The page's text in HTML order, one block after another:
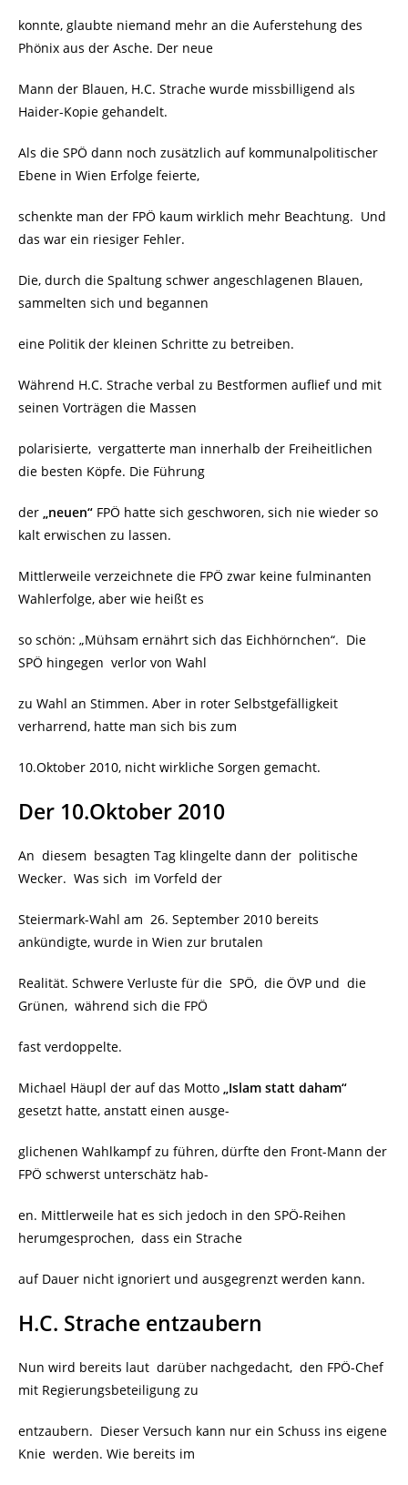
konnte, glaubte niemand mehr an die Auferstehung des
Phönix aus der Asche. Der neue
Mann der Blauen, H.C. Strache wurde missbilligend als
Haider-Kopie gehandelt.
Als die SPÖ dann noch zusätzlich auf kommunalpolitischer
Ebene in Wien Erfolge feierte,
schenkte man der FPÖ kaum wirklich mehr Beachtung. Und
das war ein riesiger Fehler.
Die, durch die Spaltung schwer angeschlagenen Blauen,
sammelten sich und begannen
eine Politik der kleinen Schritte zu betreiben.
Während H.C. Strache verbal zu Bestformen auflief und mit
seinen Vorträgen die Massen
polarisierte, vergatterte man innerhalb der Freiheitlichen
die besten Köpfe. Die Führung
der „neuen“ FPÖ hatte sich geschworen, sich nie wieder so
kalt erwischen zu lassen.
Mittlerweile verzeichnete die FPÖ zwar keine fulminanten
Wahlerfolge, aber wie heißt es
so schön: „Mühsam ernährt sich das Eichhörnchen“. Die
SPÖ hingegen verlor von Wahl
zu Wahl an Stimmen. Aber in roter Selbstgefälligkeit
verharrend, hatte man sich bis zum
10.Oktober 2010, nicht wirkliche Sorgen gemacht.
Der 10.Oktober 2010
An diesem besagten Tag klingelte dann der politische
Wecker. Was sich im Vorfeld der
Steiermark-Wahl am 26. September 2010 bereits
ankündigte, wurde in Wien zur brutalen
Realität. Schwere Verluste für die SPÖ, die ÖVP und die
Grünen, während sich die FPÖ
fast verdoppelte.
Michael Häupl der auf das Motto „Islam statt daham“
gesetzt hatte, anstatt einen ausge-
glichenen Wahlkampf zu führen, dürfte den Front-Mann der
FPÖ schwerst unterschätz hab-
en. Mittlerweile hat es sich jedoch in den SPÖ-Reihen
herumgesprochen, dass ein Strache
auf Dauer nicht ignoriert und ausgegrenzt werden kann.
H.C. Strache entzaubern
Nun wird bereits laut darüber nachgedacht, den FPÖ-Chef
mit Regierungsbeteiligung zu
entzaubern. Dieser Versuch kann nur ein Schuss ins eigene
Knie werden. Wie bereits im